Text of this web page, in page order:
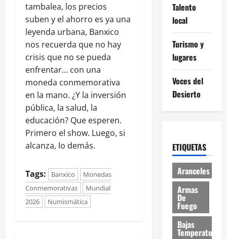
tambalea, los precios
suben y el ahorro es ya una
leyenda urbana, Banxico
nos recuerda que no hay
crisis que no se pueda
enfrentar… con una
moneda conmemorativa
en la mano. ¿Y la inversión
pública, la salud, la
educación? Que esperen.
Primero el show. Luego, si
alcanza, lo demás.
Tags: Banxico
Monedas
Conmemorativas
Mundial
2026
Numismática
Talento
local
Turismo y
lugares
Voces del
Desierto
ETIQUETAS
Aranceles
Armas
De
Fuego
Bajas
Temperaturas